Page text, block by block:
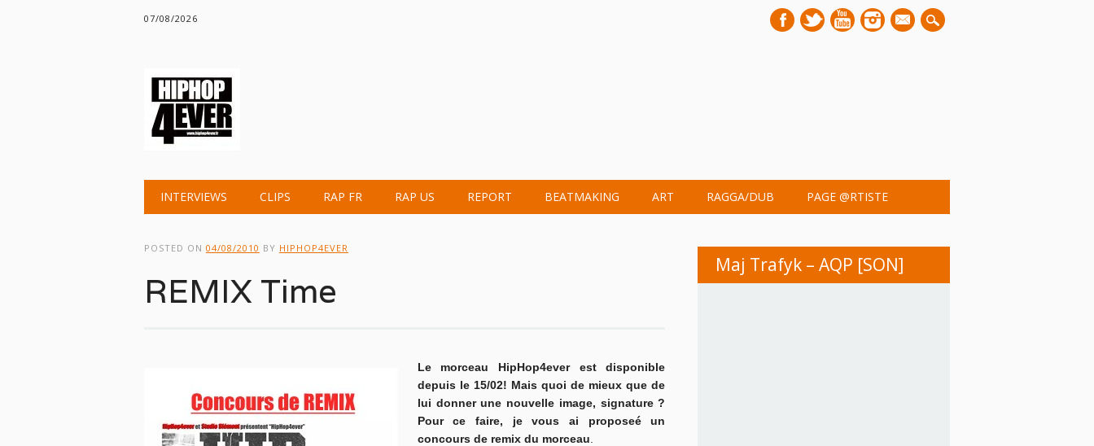
07/08/2026
mail
Main menu
INTERVIEWS CLIPS RAP FR RAP US REPORT BEATMAKING ART RAGGA/DUB PAGE @RTISTE
POSTED ON 04/08/2010 BY HIPHOP4EVER
REMIX Time
Le morceau HipHop4ever est disponible
depuis le 15/02! Mais quoi de mieux que de
lui donner une nouvelle image, signature ?
Pour ce faire, je vous ai proposeé un
concours de remix du morceau
Maj Trafyk – AQP [SON]